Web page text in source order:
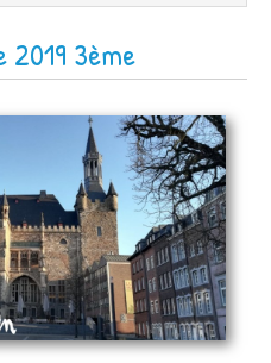
2019 3ème